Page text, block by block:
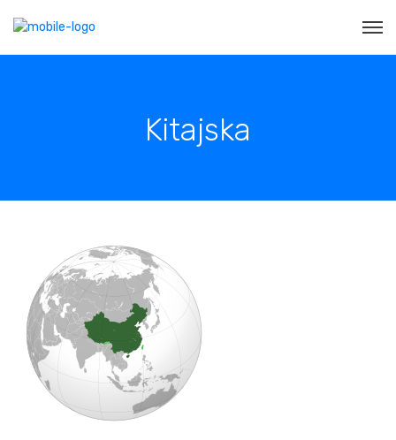
Kitajska